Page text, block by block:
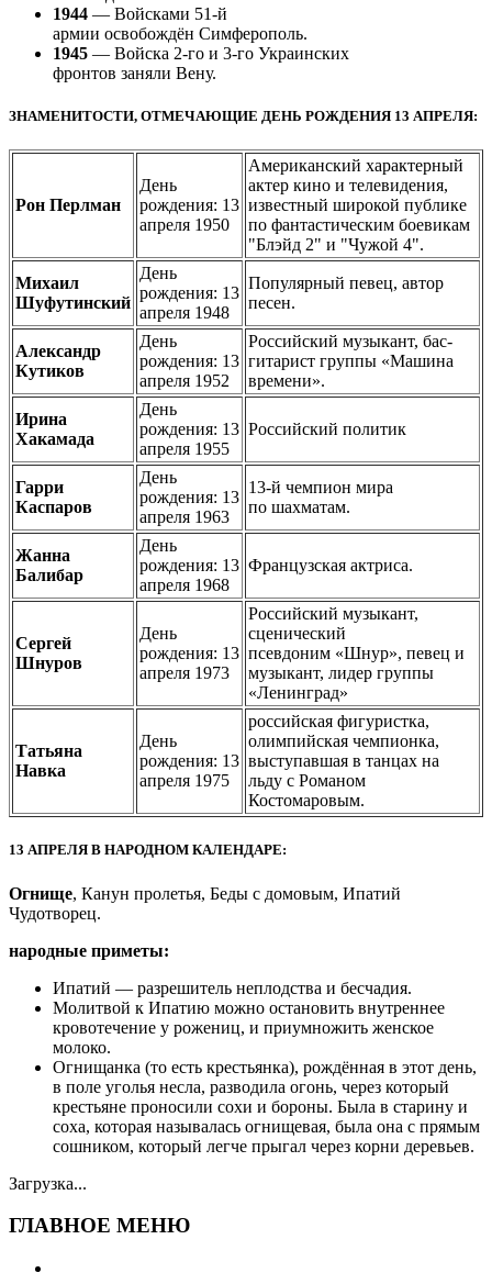
1944 — Войсками 51-й
армии освобождён Симферополь.
1945 — Войска 2-го и 3-го Украинских
фронтов заняли Вену.
ЗНАМЕНИТОСТИ, ОТМЕЧАЮЩИЕ ДЕНЬ РОЖДЕНИЯ 13 АПРЕЛЯ:
Рон Перлман
День
рождения: 13
апреля 1950
Американский характерный
актер кино и телевидения,
известный широкой публике
по фантастическим боевикам
"Блэйд 2" и "Чужой 4".
Михаил
Шуфутинский
День
рождения: 13
апреля 1948
Популярный певец, автор
песен.
Александр
Кутиков
День
рождения: 13
апреля 1952
Российский музыкант, бас-
гитарист группы «Машина
времени».
Ирина
Хакамада
День
рождения: 13
апреля 1955
Российский политик
Гарри
Каспаров
День
рождения: 13
апреля 1963
13-й чемпион мира
по шахматам.
Жанна
Балибар
День
рождения: 13
апреля 1968
Французская актриса.
Сергей
Шнуров
День
рождения: 13
апреля 1973
Российский музыкант,
сценический
псевдоним «Шнур», певец и
музыкант, лидер группы
«Ленинград»
Татьяна
Навка
День
рождения: 13
апреля 1975
российская фигуристка,
олимпийская чемпионка,
выступавшая в танцах на
льду с Романом
Костомаровым.
13 АПРЕЛЯ В НАРОДНОМ КАЛЕНДАРЕ:
Огнище, Канун пролетья, Беды с домовым, Ипатий
Чудотворец.
народные приметы:
Ипатий — разрешитель неплодства и бесчадия.
Молитвой к Ипатию можно остановить внутреннее
кровотечение у рожениц, и приумножить женское
молоко.
Огнищанка (то есть крестьянка), рождённая в этот день,
в поле уголья несла, разводила огонь, через который
крестьяне проносили сохи и бороны. Была в старину и
соха, которая называлась огнищевая, была она с прямым
сошником, который легче прыгал через корни деревьев.
Загрузка...
ГЛАВНОЕ МЕНЮ